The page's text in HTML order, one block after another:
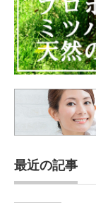
最近の記事